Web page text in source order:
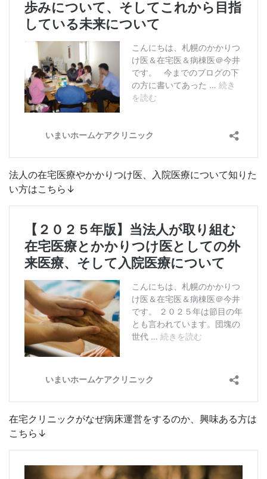
法人の在宅医療やかかりつけ医、入院医療について知りた
い方はこちら↓
在宅クリニックがなぜ病床運営をするのか、興味ある方は
こちら↓